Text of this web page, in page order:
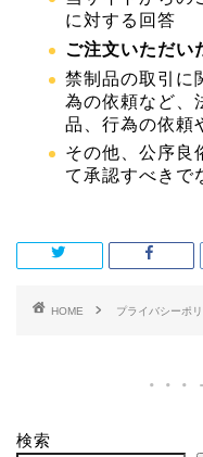
に対する回答
ご注文いただい
禁制品の取引に
為の依頼など、
品、行為の依頼
その他、公序良
て承認すべきで
HOME プライバシーポ
検索